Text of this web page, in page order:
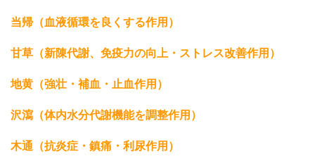
当帰（血液循環を良くする作用）
甘草（新陳代謝、免疫力の向上・ストレス改善作用）
地黄（強壮・補血・止血作用）
沢瀉（体内水分代謝機能を調整作用）
木通（抗炎症・鎮痛・利尿作用）